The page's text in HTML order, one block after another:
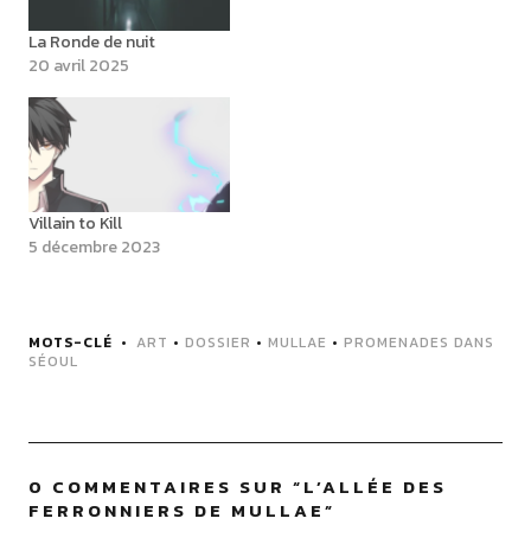
La Ronde de nuit
20 avril 2025
Villain to Kill
5 décembre 2023
MOTS-CLÉ ART • DOSSIER • MULLAE • PROMENADES DANS
SÉOUL
0 COMMENTAIRES SUR “L’ALLÉE DES
FERRONNIERS DE MULLAE”